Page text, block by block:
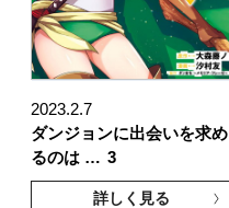
2023.2.7
ダンジョンに出会いを求め
るのは … 3
詳しく見る